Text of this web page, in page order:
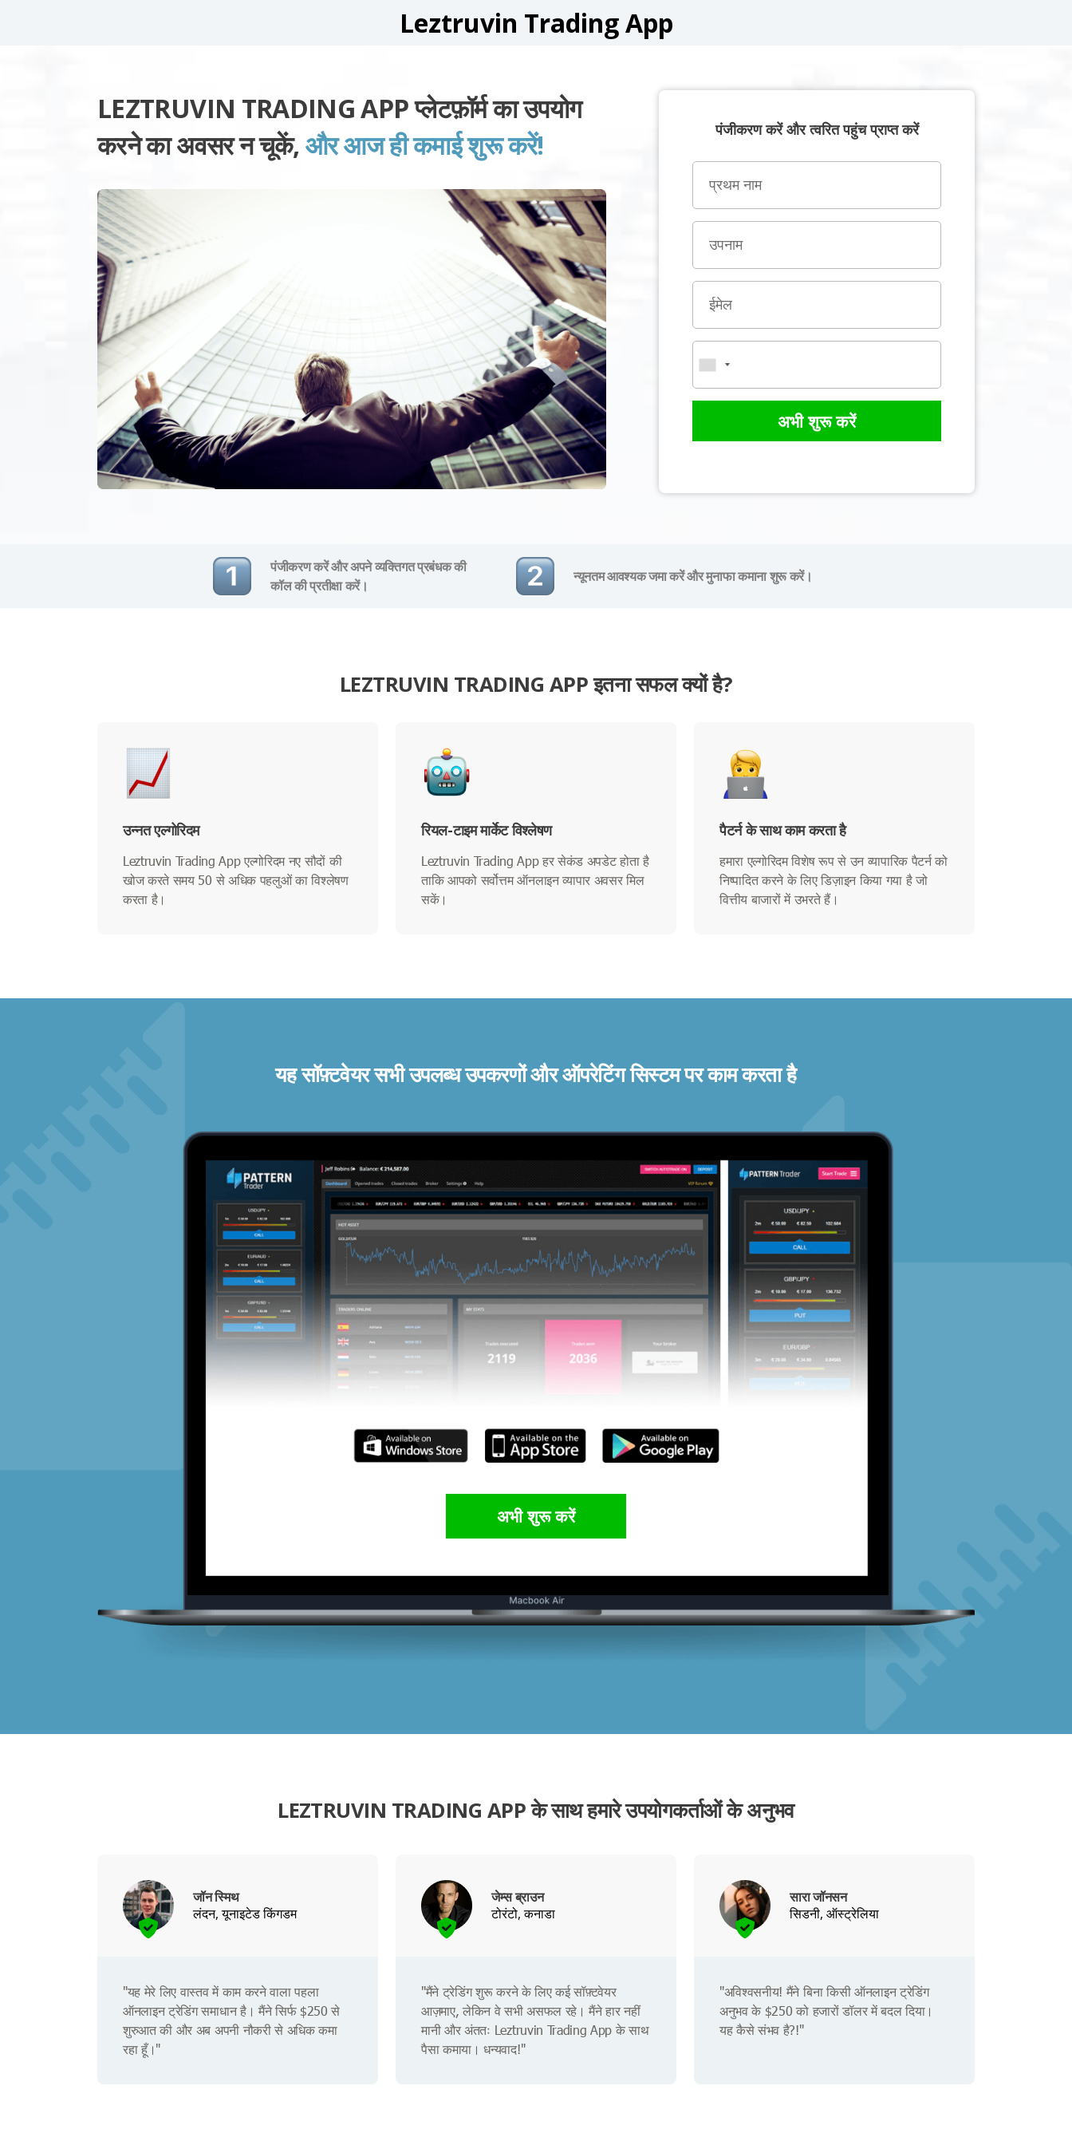
Leztruvin Trading App
LEZTRUVIN TRADING APP प्लेटफ़ॉर्म का उपयोग
करने का अवसर न चूकें,और आज ही कमाई शुरू करें! पंजीकरण करें और त्वरित पहुंच प्राप्त करें
अभी शुरू करें
पंजीकरण करें और अपने व्यक्तिगत प्रबंधक की
कॉल की प्रतीक्षा करें।
न्यूनतम आवश्यक जमा करें और मुनाफा कमाना शुरू करें।
LEZTRUVIN TRADING APP इतना सफल क्यों है?
उन्नत एल्गोरिदम
Leztruvin Trading App एल्गोरिदम नए सौदों की
खोज करते समय 50 से अधिक पहलुओं का विश्लेषण
करता है।
रियल-टाइम मार्केट विश्लेषण
Leztruvin Trading App हर सेकंड अपडेट होता है
ताकि आपको सर्वोत्तम ऑनलाइन व्यापार अवसर मिल
सकें।
पैटर्न के साथ काम करता है
हमारा एल्गोरिदम विशेष रूप से उन व्यापारिक पैटर्न को
निष्पादित करने के लिए डिज़ाइन किया गया है जो
वित्तीय बाजारों में उभरते हैं।
यह सॉफ़्टवेयर सभी उपलब्ध उपकरणों और ऑपरेटिंग सिस्टम पर काम करता है
अभी शुरू करें
LEZTRUVIN TRADING APP के साथ हमारे उपयोगकर्ताओं के अनुभव
जॉन स्मिथ
लंदन, यूनाइटेड किंगडम
"यह मेरे लिए वास्तव में काम करने वाला पहला
ऑनलाइन ट्रेडिंग समाधान है। मैंने सिर्फ $250 से
शुरुआत की और अब अपनी नौकरी से अधिक कमा
रहा हूँ।"
जेम्स ब्राउन
टोरंटो, कनाडा
"मैंने ट्रेडिंग शुरू करने के लिए कई सॉफ़्टवेयर
आज़माए, लेकिन वे सभी असफल रहे। मैंने हार नहीं
मानी और अंततः Leztruvin Trading App के साथ
पैसा कमाया। धन्यवाद!"
सारा जॉनसन
सिडनी, ऑस्ट्रेलिया
"अविश्वसनीय! मैंने बिना किसी ऑनलाइन ट्रेडिंग
अनुभव के $250 को हजारों डॉलर में बदल दिया।
यह कैसे संभव है?!"